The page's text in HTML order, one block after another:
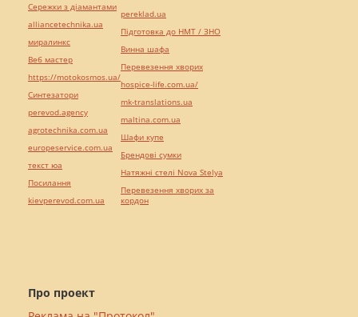
Про проект
Сережки з діамантами
alliancetechnika.ua
миралинкс
Веб мастер
https://motokosmos.ua/
Синтезатори
perevod.agency
agrotechnika.com.ua
europeservice.com.ua
текст юа
Посилання
kievperevod.com.ua
pereklad.ua
Підготовка до НМТ / ЗНО
Винна шафа
Перевезення хворих
hospice-life.com.ua/
mk-translations.ua
maltina.com.ua
Шафи купе
Брендові сумки
Натяжні стелі Nova Stelya
Перевезення хворих за
кордон